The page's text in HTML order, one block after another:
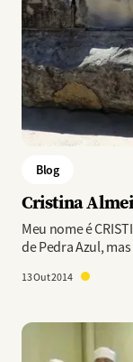
Blog
Cristina
Meu nome é
de Pedra Azul,
13 Out 2014
Imagem